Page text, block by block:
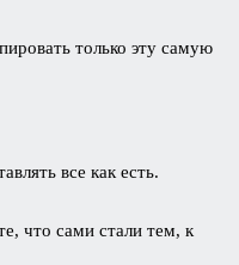
только эту самую
все как есть.
что сами стали тем, к